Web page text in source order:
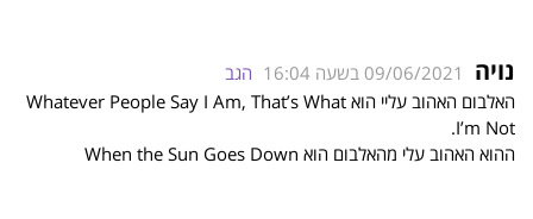
נויה 09/06/2021 בשעה 16:04
הגב
האלבום האהוב עליי הוא Whatever People Say I Am, That’s What
I’m Not.
ההוא האהוב עלי מהאלבום הוא When the Sun Goes Down